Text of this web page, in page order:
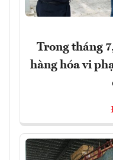
Trong tháng
hàng hóa vi